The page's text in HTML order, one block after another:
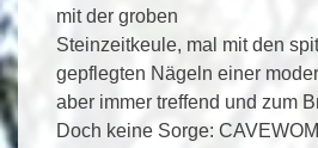
mit der groben
Steinzeitkeule, mal mit den
gepflegten Nägeln einer
aber immer treffend und zum
Doch keine Sorge: